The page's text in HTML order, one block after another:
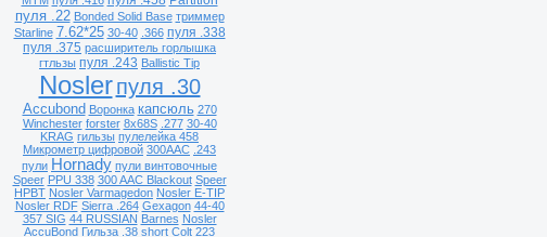
пуля .22 Bonded Solid Base триммер
Starline 7.62*25 30-40 .366 пуля .338
пуля .375 расширитель горлышка
гтльзы пуля .243 Ballistic Tip
Nosler пуля .30
Accubond Воронка капсюль 270
Winchester forster 8х68S .277 30-40
KRAG гильзы пулелейка 458
Микрометр цифровой 300AAC .243
пули Hornady пули винтовочные
Speer PPU 338 300 AAC Blackout Speer
HPBT Nosler Varmagedon Nosler E-TIP
Nosler RDF Sierra .264 Gexagon 44-40
357 SIG 44 RUSSIAN Barnes Nosler
AccuBond Гильза .38 short Colt 223